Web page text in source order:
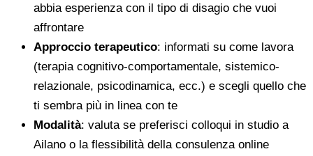
abbia esperienza con il tipo di disagio che vuoi
affrontare
Approccio terapeutico: informati su come lavora
(terapia cognitivo-comportamentale, sistemico-
relazionale, psicodinamica, ecc.) e scegli quello che
ti sembra più in linea con te
Modalità: valuta se preferisci colloqui in studio a
Ailano o la flessibilità della consulenza online